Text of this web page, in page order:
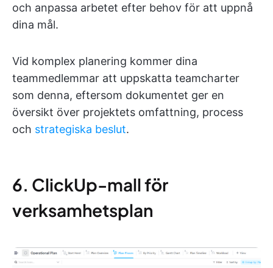
och anpassa arbetet efter behov för att uppnå
dina mål.
Vid komplex planering kommer dina
teammedlemmar att uppskatta teamcharter
som denna, eftersom dokumentet ger en
översikt över projektets omfattning, process
och strategiska beslut.
6. ClickUp-mall för
verksamhetsplan